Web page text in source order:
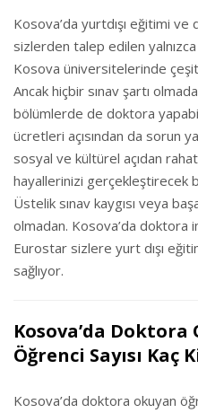
Kosova’da yurtdışı eğitimi
sizlerden talep edilen
Kosova üniversitelerinde
Ancak hiçbir sınav şartı
bölümlerde de doktora
ücretleri açısından da sorun
sosyal ve kültürel açıdan
hayallerinizi gerçekleştirecek
Üstelik sınav kaygısı veya
olmadan. Kosova’da doktora
Eurostar sizlere yurt dışı
sağlıyor.
Kosova’da
Öğrenci Sayısı Kaç
Kosova’da doktora okuyan